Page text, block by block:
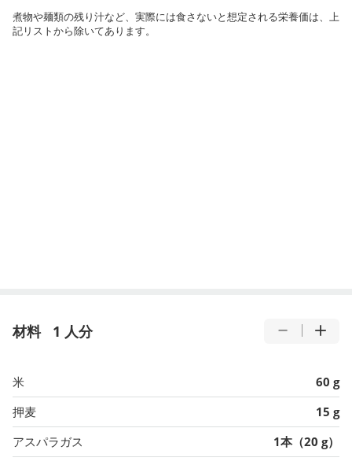
煮物や麺類の残り汁など、実際には食さないと想定される栄養価は、上
記リストから除いてあります。
材料 1 人分
米
60 g
押麦
15 g
アスパラガス
1本（20 g）